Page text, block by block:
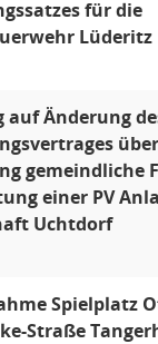
für die
Lüderitz
auf Änderung
gemeindliche
einer PV
Uchtdorf
Spielplatz
Straße